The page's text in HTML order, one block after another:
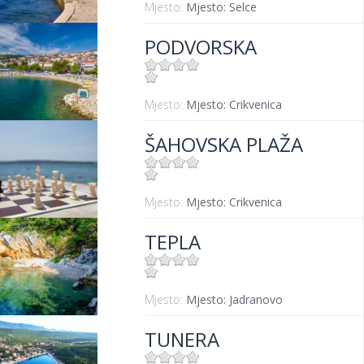
Mjesto: Mjesto: Selce
PODVORSKA
Mjesto: Mjesto: Crikvenica
ŠAHOVSKA PLAŽA
Mjesto: Mjesto: Crikvenica
TEPLA
Mjesto: Mjesto: Jadranovo
TUNERA